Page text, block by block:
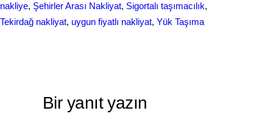
nakliye, Şehirler Arası Nakliyat, Sigortalı taşımacılık
Tekirdağ nakliyat, uygun fiyatlı nakliyat, Yük Taşıma
Bir yanıt yazın